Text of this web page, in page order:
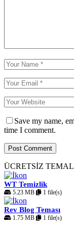
Save my name,
time I comment.
ÜCRETSİZ
WT Temizlik
5.23 MB 1 file(s)
Rev Blog Teması
1.75 MB 1 file(s)